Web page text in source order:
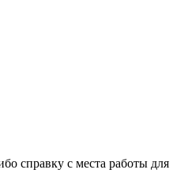
справку с места работы для